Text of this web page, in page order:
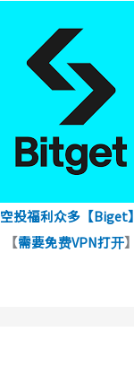
空投福利众多【Biget】
【需要免费VPN打开】